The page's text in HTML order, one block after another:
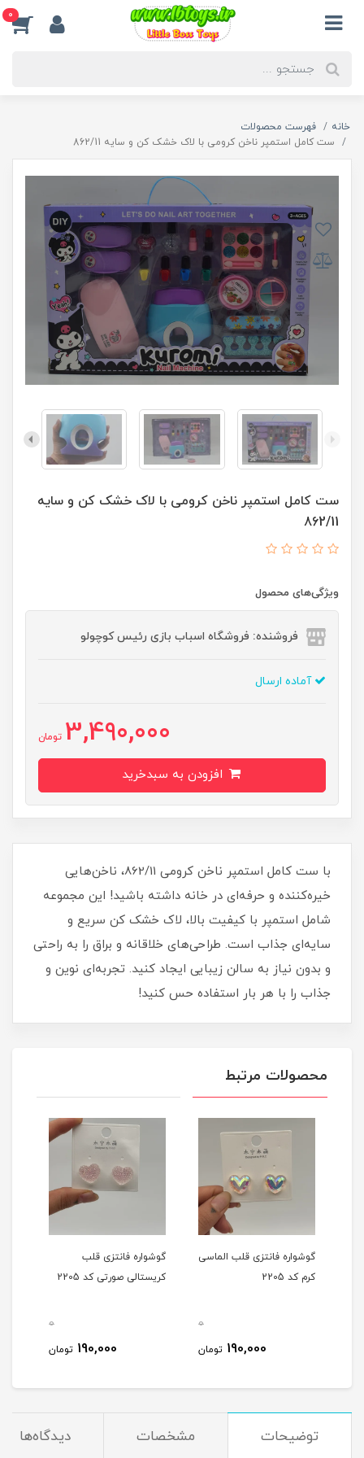
0
خانه
فهرست محصولات
ست کامل استمپر ناخن کرومی با لاک خشک کن و سایه 862/11
ست کامل استمپر ناخن کرومی با لاک خشک کن و سایه
862/11
ویژگی‌های محصول
فروشنده: فروشگاه اسباب بازی رئیس کوچولو
آماده ارسال
3,490,000 تومان
با ست کامل استمپر ناخن کرومی 862/11، ناخن‌هایی
خیره‌کننده و حرفه‌ای در خانه داشته باشید! این مجموعه
شامل استمپر با کیفیت بالا، لاک خشک کن سریع و
سایه‌ای جذاب است. طراحی‌های خلاقانه و براق را به راحتی
و بدون نیاز به سالن زیبایی ایجاد کنید. تجربه‌ای نوین و
جذاب را با هر بار استفاده حس کنید!
محصولات مرتبط
گوشواره فانتزی قلب الماسی
کرم کد 2205
0
190,000 تومان
گوشواره فانتزی قلب
کریستالی صورتی کد 2205
0
190,000 تومان
توضیحات مشخصات دیدگاه‌ها